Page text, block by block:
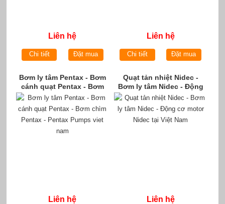
Liên hệ
Chi tiết Đặt mua
Liên hệ
Chi tiết Đặt mua
Bơm ly tâm Pentax - Bơm
cánh quạt Pentax - Bơm
chìm Pentax - Pentax
Pumps viet nam
Liên hệ
Quạt tản nhiệt Nidec -
Bơm ly tâm Nidec - Động
cơ motor Nidec tại Việt
Nam
Liên hệ